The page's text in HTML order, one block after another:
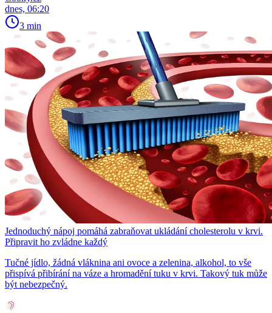
dnes, 06:20
3 min
Jednoduchý nápoj pomáhá zabraňovat ukládání cholesterolu v krvi.
Připravit ho zvládne každý
Tučné jídlo, žádná vláknina ani ovoce a zelenina, alkohol, to vše
přispívá přibírání na váze a hromadění tuku v krvi. Takový tuk může
být nebezpečný.